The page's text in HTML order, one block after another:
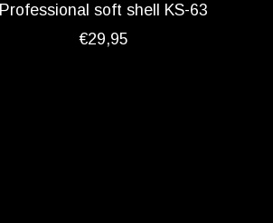
Professional soft shell KS-63
€29,95